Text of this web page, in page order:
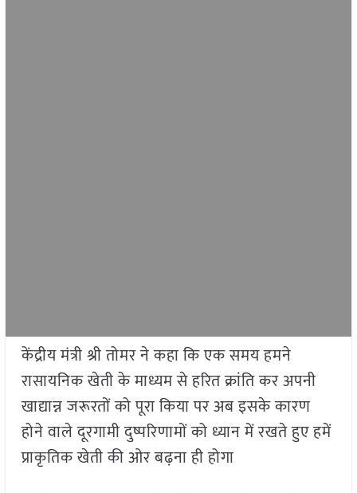
केंद्रीय मंत्री श्री तोमर ने कहा कि एक समय हमने
रासायनिक खेती के माध्यम से हरित क्रांति कर अपनी
खाद्यान्न जरूरतों को पूरा किया पर अब इसके कारण
होने वाले दूरगामी दुष्परिणामों को ध्यान में रखते हुए हमें
प्राकृतिक खेती की ओर बढ़ना ही होगा